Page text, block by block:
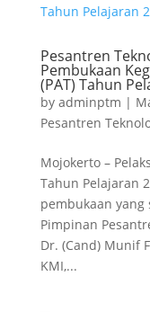
Pesantren
Pembukaan
(PAT) Tahun
by adminptm |
Pesantren
Mojokerto –
Tahun Pelajaran
pembukaan
Pimpinan
Dr. (Cand) Munif
KMI,...